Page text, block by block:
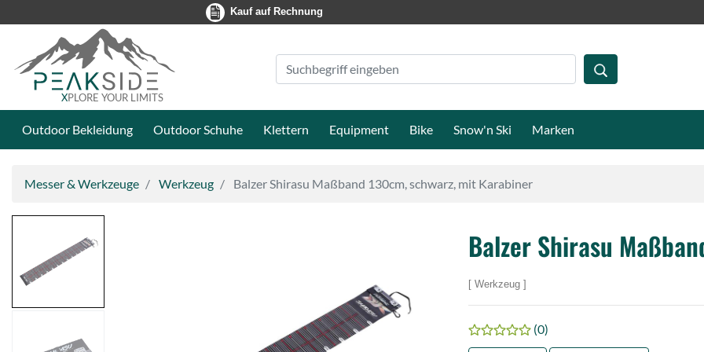
Kauf auf Rechnung
XPLORE YOUR LIMITS
Suche
Eingabefeld
Outdoor Bekleidung Outdoor Schuhe Klettern Equipment Bike Snow'n Ski Marken
Messer & Werkzeuge Werkzeug Balzer Shirasu Maßband 130cm, schwarz, mit Karabiner
Balzer Shirasu
Werkzeug
(0)